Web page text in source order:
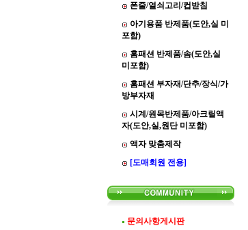
폰줄/열쇠고리/컵받침
아기용품 반제품(도안,실 미
포함)
홈패션 반제품/솜(도안,실
미포함)
홈패션 부자재/단추/장식/가
방부자재
시계/원목반제품/아크릴액
자(도안,실,원단 미포함)
액자 맞춤제작
[도매회원 전용]
문의사항게시판